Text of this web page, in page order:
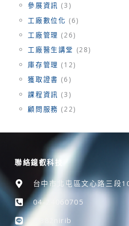
參展資訊 (3)
工廠數位化 (6)
工廠管理 (26)
工廠醫生講堂 (28)
庫存管理 (12)
獲取證書 (6)
課程資訊 (3)
顧問服務 (22)
聯絡鐿叡科技
台中市北屯區文心路三段
04-24060705
@382nirib